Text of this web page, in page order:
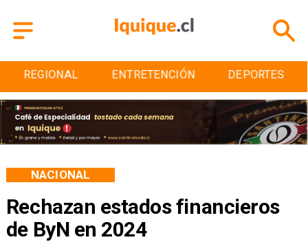
ENTRETENCIÓN DEPORTES CULTURA
Rechazan estados financieros
de ByN en 2024
NACIONAL